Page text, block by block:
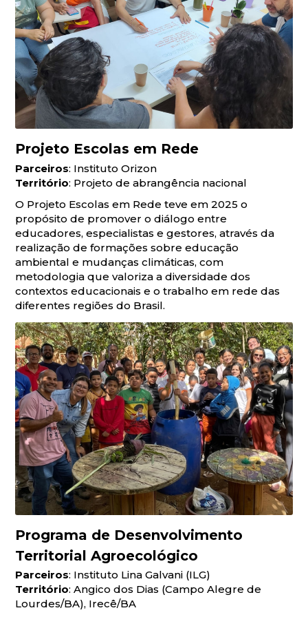
Projeto Escolas em Rede
Parceiros: Instituto Orizon
Território: Projeto de abrangência nacional
O Projeto Escolas em Rede teve em 2025 o
propósito de promover o diálogo entre
educadores, especialistas e gestores, através da
realização de formações sobre educação
ambiental e mudanças climáticas, com
metodologia que valoriza a diversidade dos
contextos educacionais e o trabalho em rede das
diferentes regiões do Brasil.
Programa de Desenvolvimento
Territorial Agroecológico
Parceiros: Instituto Lina Galvani (ILG)
Território: Angico dos Dias (Campo Alegre de
Lourdes/BA), Irecê/BA